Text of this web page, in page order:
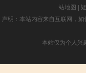
站地图 |
声明：本站内容来自互联网，
本站仅为个人兴